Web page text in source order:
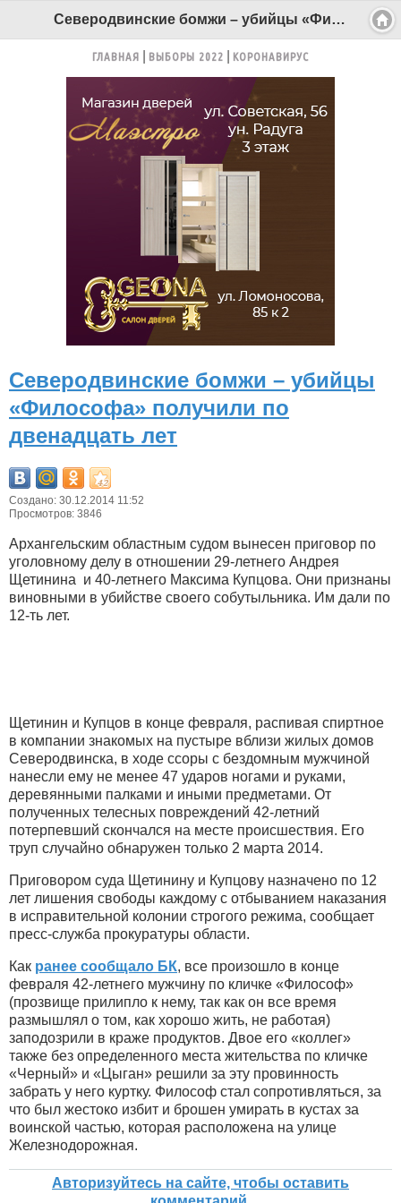
Северодвинские бомжи – убийцы «Философа» получили по двенадцать лет - Беломорканал Северодвинск tv29.ru
ГЛАВНАЯ ВЫБОРЫ 2022 КОРОНАВИРУС
Северодвинские бомжи – убийцы
«Философа» получили по
двенадцать лет
Создано: 30.12.2014 11:52
Просмотров: 3846
Архангельским областным судом вынесен приговор по
уголовному делу в отношении 29-летнего Андрея
Щетинина и 40-летнего Максима Купцова. Они признаны
виновными в убийстве своего собутыльника. Им дали по
12-ть лет.
Щетинин и Купцов в конце февраля, распивая спиртное
в компании знакомых на пустыре вблизи жилых домов
Северодвинска, в ходе ссоры с бездомным мужчиной
нанесли ему не менее 47 ударов ногами и руками,
деревянными палками и иными предметами. От
полученных телесных повреждений 42-летний
потерпевший скончался на месте происшествия. Его
труп случайно обнаружен только 2 марта 2014.
Приговором суда Щетинину и Купцову назначено по 12
лет лишения свободы каждому с отбыванием наказания
в исправительной колонии строгого режима, сообщает
пресс-служба прокуратуры области.
Как ранее сообщало БК, все произошло в конце
февраля 42-летнего мужчину по кличке «Философ»
(прозвище прилипло к нему, так как он все время
размышлял о том, как хорошо жить, не работая)
заподозрили в краже продуктов. Двое его «коллег»
также без определенного места жительства по кличке
«Черный» и «Цыган» решили за эту провинность
забрать у него куртку. Философ стал сопротивляться, за
что был жестоко избит и брошен умирать в кустах за
воинской частью, которая расположена на улице
Железнодорожная.
Авторизуйтесь на сайте, чтобы оставить